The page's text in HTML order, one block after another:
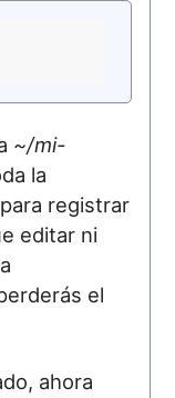
~/mi-
la
registrar
editar ni
el
ahora